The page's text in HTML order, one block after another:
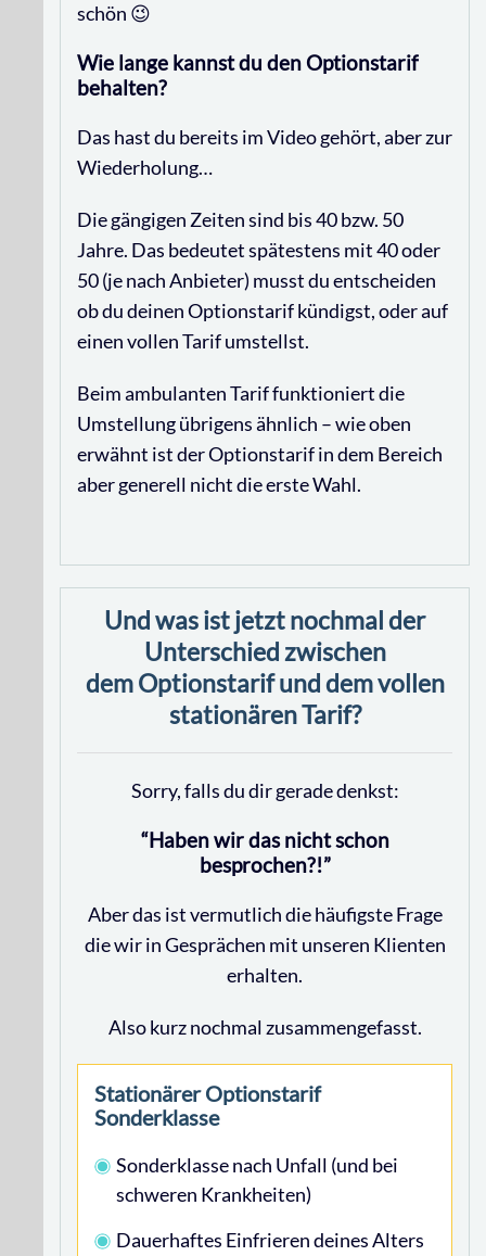
schön 😉
Wie lange kannst du den Optionstarif
behalten?
Das hast du bereits im Video gehört, aber zur
Wiederholung…
Die gängigen Zeiten sind bis 40 bzw. 50
Jahre. Das bedeutet spätestens mit 40 oder
50 (je nach Anbieter) musst du entscheiden
ob du deinen Optionstarif kündigst, oder auf
einen vollen Tarif umstellst.
Beim ambulanten Tarif funktioniert die
Umstellung übrigens ähnlich – wie oben
erwähnt ist der Optionstarif in dem Bereich
aber generell nicht die erste Wahl.
Und was ist jetzt nochmal der
Unterschied zwischen
dem Optionstarif und dem vollen
stationären Tarif?
Sorry, falls du dir gerade denkst:
“Haben wir das nicht schon
besprochen?!”
Aber das ist vermutlich die häufigste Frage
die wir in Gesprächen mit unseren Klienten
erhalten.
Also kurz nochmal zusammengefasst.
Stationärer Optionstarif
Sonderklasse
Sonderklasse nach Unfall (und bei
schweren Krankheiten)
Dauerhaftes Einfrieren deines Alters